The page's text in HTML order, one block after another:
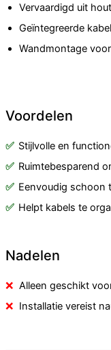
Vervaardigd uit
Geïntegreerde
Wandmontage
Voordelen
Stijlvolle en
Ruimtebesparend
Eenvoudig schoon
Helpt kabels te
Nadelen
Alleen geschikt
Installatie vereist